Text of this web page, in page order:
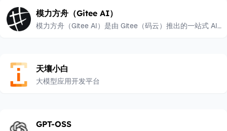
模力方舟（Gitee AI）
模力方舟（Gitee AI）是由 Gitee（码云）推出的一站式 AI
天壤小白
大模型应用开发平台
GPT-OSS